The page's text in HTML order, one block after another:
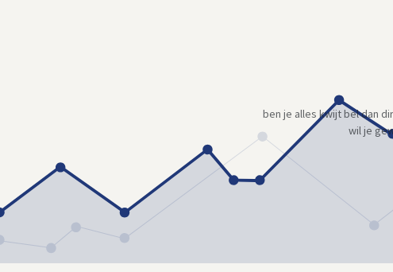
ben je alles kwijt bel dan
wil je